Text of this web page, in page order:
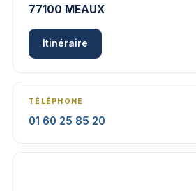
77100 MEAUX
Itinéraire
TÉLÉPHONE
01 60 25 85 20